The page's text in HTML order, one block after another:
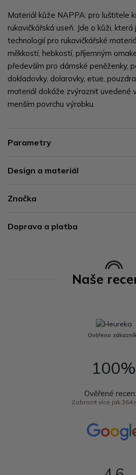
Materiál kůže NAPPA: pro luštitele
rukavičkářská useň. Jde o kůži,
technologií pro rukavičkářské
měkkostí, hebkostí, příjemným
především pro dámské peněženky,
dokladovky, dolarovky, etue,
materiál dokáže zvýraznit uvedené
menším povrchu výrobku.
Parametry
Design a materiál
Značka
Doprava a platba
Naše
Ověřeno
100%
Ověřené
Zobrazit více jak 264